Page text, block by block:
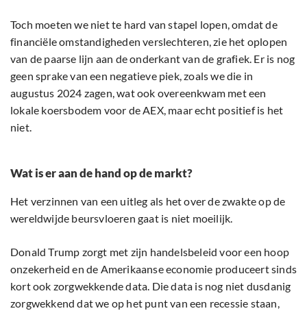
Toch moeten we niet te hard van stapel lopen, omdat de
financiële omstandigheden verslechteren, zie het oplopen
van de paarse lijn aan de onderkant van de grafiek. Er is nog
geen sprake van een negatieve piek, zoals we die in
augustus 2024 zagen, wat ook overeenkwam met een
lokale koersbodem voor de AEX, maar echt positief is het
niet.
Wat is er aan de hand op de markt?
Het verzinnen van een uitleg als het over de zwakte op de
wereldwijde beursvloeren gaat is niet moeilijk.
Donald Trump zorgt met zijn handelsbeleid voor een hoop
onzekerheid en de Amerikaanse economie produceert sinds
kort ook zorgwekkende data. Die data is nog niet dusdanig
zorgwekkend dat we op het punt van een recessie staan,